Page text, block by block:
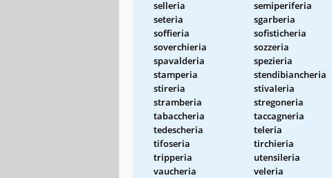
selleria
semiperiferia
seteria
sgarberia
soffieria
sofisticheria
soverchieria
sozzeria
spavalderia
spezieria
stamperia
stendibiancheria
stireria
stivaleria
stramberia
stregoneria
tabaccheria
taccagneria
tedescheria
teleria
tifoseria
tirchieria
tripperia
utensileria
vaucheria
veleria